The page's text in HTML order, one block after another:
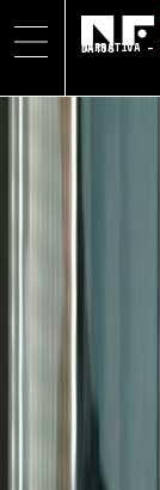
NARRATIVA – INVESTIGACIÓN – DATOS